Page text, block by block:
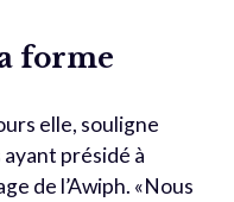
forme
elle, souligne
présidé à
de l’Awiph. «Nous